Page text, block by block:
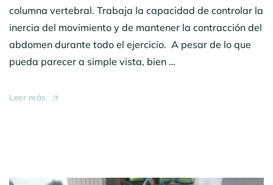
columna vertebral. Trabaja la capacidad de controlar la
inercia del movimiento y de mantener la contracción del
abdomen durante todo el ejercicio. A pesar de lo que
pueda parecer a simple vista, bien …
Leer más